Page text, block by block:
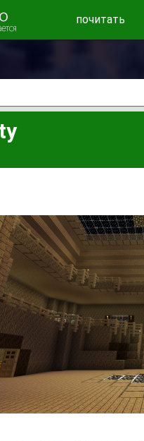
почитать